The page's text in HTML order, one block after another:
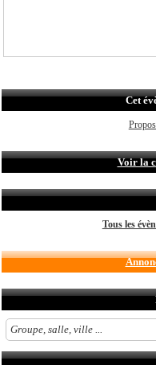
Cet
Voir la
Tous les